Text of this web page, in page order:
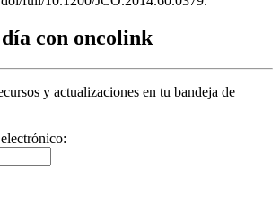
con oncolink
y actualizaciones en tu bandeja de